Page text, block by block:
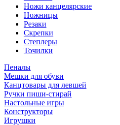
Ножи канцелярские
Ножницы
Резаки
Скрепки
Степлеры
Точилки
Пеналы
Мешки для обуви
Канцтовары для левшей
Ручки пиши-стирай
Настольные игры
Конструкторы
Игрушки